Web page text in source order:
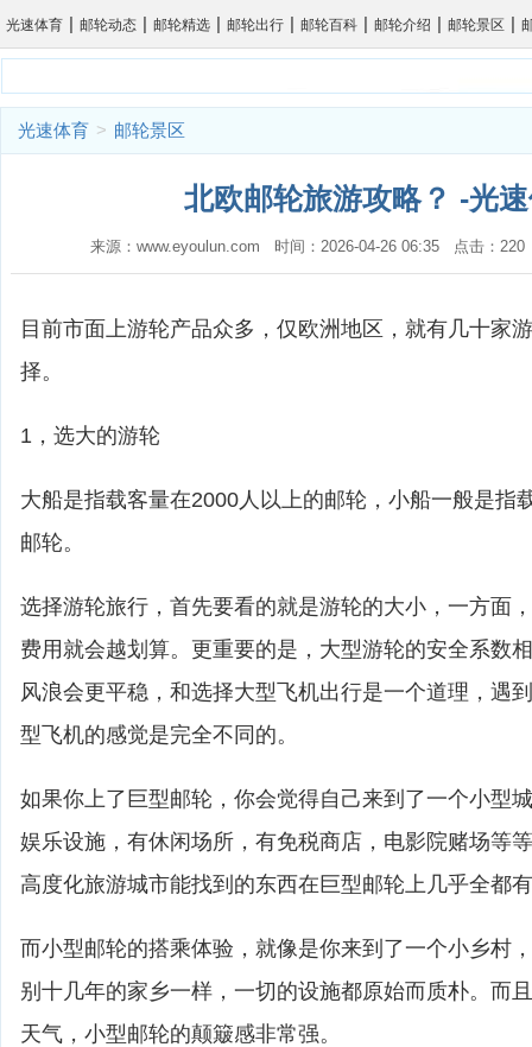
光速体育 | 邮轮动态 | 邮轮精选 | 邮轮出行 | 邮轮百科 | 邮轮介绍 | 邮轮景区 |
光速体育 > 邮轮景区
北欧邮轮旅游攻略？ -光
来源：www.eyoulun.com 时间：2026-04-26 06:35 点击：
目前市面上游轮产品众多，仅欧洲地区，就有几十家
择。
1，选大的游轮
大船是指载客量在2000人以上的邮轮，小船一般是指
邮轮。
选择游轮旅行，首先要看的就是游轮的大小，一方面
费用就会越划算。更重要的是，大型游轮的安全系数
风浪会更平稳，和选择大型飞机出行是一个道理，遇
型飞机的感觉是完全不同的。
如果你上了巨型邮轮，你会觉得自己来到了一个小型
娱乐设施，有休闲场所，有免税商店，电影院赌场等
高度化旅游城市能找到的东西在巨型邮轮上几乎全都
而小型邮轮的搭乘体验，就像是你来到了一个小乡村
别十几年的家乡一样，一切的设施都原始而质朴。而
天气，小型邮轮的颠簸感非常强。